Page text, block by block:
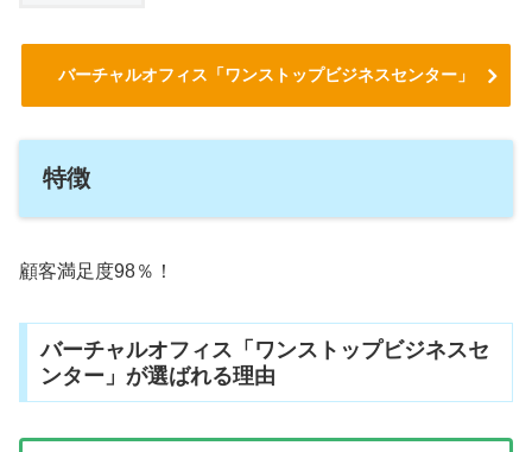
バーチャルオフィス「ワンストップビジネスセンター」
特徴
顧客満足度98％！
バーチャルオフィス「ワンストップビジネスセ
ンター」が選ばれる理由